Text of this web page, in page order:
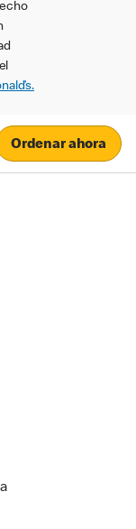
Ordenar ahora